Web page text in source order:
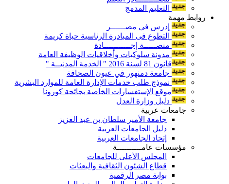
التعليم المدمج
روابط مهمة
إدرس فى مصــــــر
التطوع فى المبادرة الرئاسية حياة كريمة
منصـــــة إجـــــــــــادة
مدونة سلوكيات وأخلاقيات الوظيفة العامة
قانون 81 لسنة 2016 " الخدمة المدنيــة "
جامعة دمنهور في عيون الصحافة
نموذج طلب خدمات الإدارة العامة للموارد البشرية
موقع الإستفسارات الخاصة بجائحة كورونا
دليل وزارة العدل
جامعات عربية
جامعة الأمير سلطان بن عبد العزيز
دليل الجامعات العربية
إتحاد الجامعات العربية
مؤسسات عامــــــــــة
المجلس الأعلى للجامعات
قطاع الشئون الثقافية والبعثات
بوابة مصر الرقمية